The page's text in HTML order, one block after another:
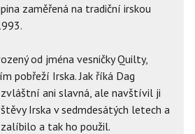
zaměřená na tradiční irskou
od jména vesničky Quilty,
pobřeží Irska. Jak říká Dag
ani slavná, ale navštívil ji
Irska v sedmdesátých letech a
a tak ho použil.